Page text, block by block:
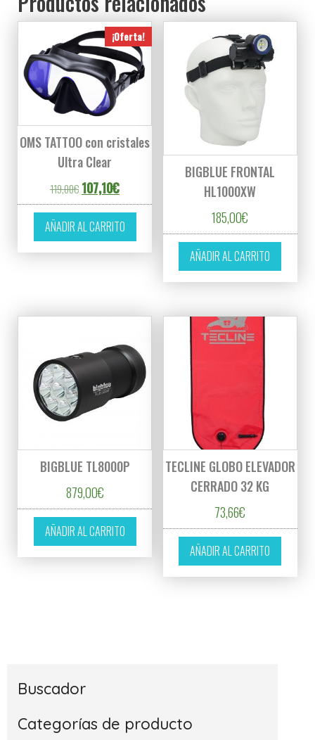
¡Oferta!
OMS TATTOO con cristales
Ultra Clear
119,00€ El precio original era: 119,00€.
107,10€El precio actual es: 107,10€.
AÑADIR AL CARRITO
BIGBLUE FRONTAL
HL1000XW
185,00€
AÑADIR AL CARRITO
BIGBLUE TL8000P
879,00€
AÑADIR AL CARRITO
TECLINE GLOBO ELEVADOR
CERRADO 32 KG
73,66€
AÑADIR AL CARRITO
Buscador
Categorías de producto